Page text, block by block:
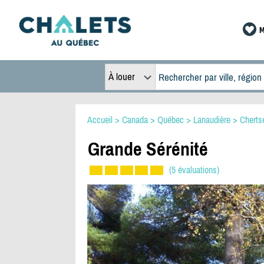
À louer
Accueil > Canada> Québec > Lanaudière>
Grande Sérénité
(5 évaluations)